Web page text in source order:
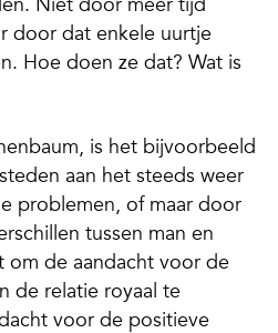
door dat enkele uurtje
Hoe doen ze dat? Wat is
is het bijvoorbeeld
aan het steeds weer
problemen, of maar door
tussen man en
om de aandacht voor de
de relatie royaal te
voor de positieve